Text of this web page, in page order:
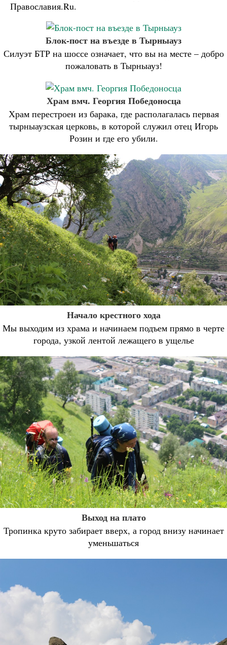
Православия.Ru.
Блок-пост на въезде в Тырныауз
Силуэт БТР на шоссе означает, что вы на месте – добро
пожаловать в Тырныауз!
Храм вмч. Георгия Победоносца
Храм перестроен из барака, где располагалась первая
тырныаузская церковь, в которой служил отец Игорь
Розин и где его убили.
Начало крестного хода
Мы выходим из храма и начинаем подъем прямо в черте
города, узкой лентой лежащего в ущелье
Выход на плато
Тропинка круто забирает вверх, а город внизу начинает
уменьшаться